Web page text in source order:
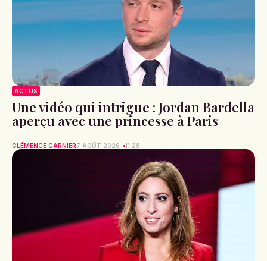
ACTUS
Une vidéo qui intrigue : Jordan Bardella
aperçu avec une princesse à Paris
CLÉMENCE GARNIER7 AOÛT 2026 11:28